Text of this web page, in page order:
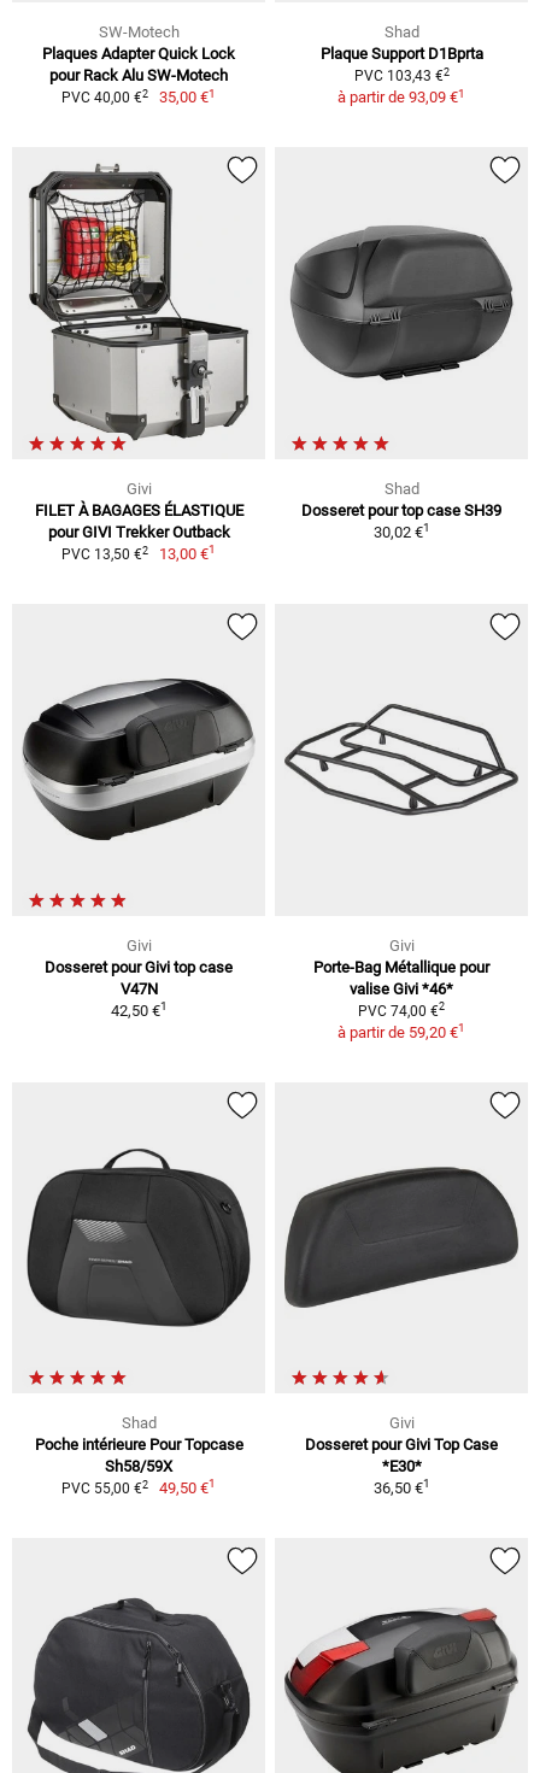
SW-Motech
Plaques Adapter Quick Lock
pour Rack Alu SW-Motech
PVC 40,00 €2 35,00 €1
Shad
Plaque Support D1Bprta
PVC 103,43 €2
à partir de 93,09 €1
Givi
FILET À BAGAGES ÉLASTIQUE
pour GIVI Trekker Outback
PVC 13,50 €2 13,00 €1
Shad
Dosseret pour top case SH39
30,02 €1
Givi
Dosseret pour Givi top case
V47N
42,50 €1
Givi
Porte-Bag Métallique pour
valise Givi *46*
PVC 74,00 €2
à partir de 59,20 €1
Shad
Poche intérieure Pour Topcase
Sh58/59X
PVC 55,00 €2 49,50 €1
Givi
Dosseret pour Givi Top Case
*E30*
36,50 €1